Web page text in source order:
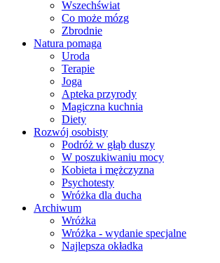
Wszechświat
Co może mózg
Zbrodnie
Natura pomaga
Uroda
Terapie
Joga
Apteka przyrody
Magiczna kuchnia
Diety
Rozwój osobisty
Podróż w głąb duszy
W poszukiwaniu mocy
Kobieta i mężczyzna
Psychotesty
Wróżka dla ducha
Archiwum
Wróżka
Wróżka - wydanie specjalne
Najlepsza okładka